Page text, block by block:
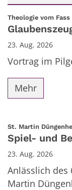
Datum: 23.
Theologie vom Fass:
23. Aug. 2026
Vortrag im
Mehr
St. Martin
Spiel- und
23. Aug. 2026
Anlässlich des
Martin